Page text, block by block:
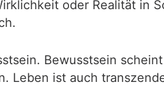
oder Realität in
Bewusstsein
Leben ist auch